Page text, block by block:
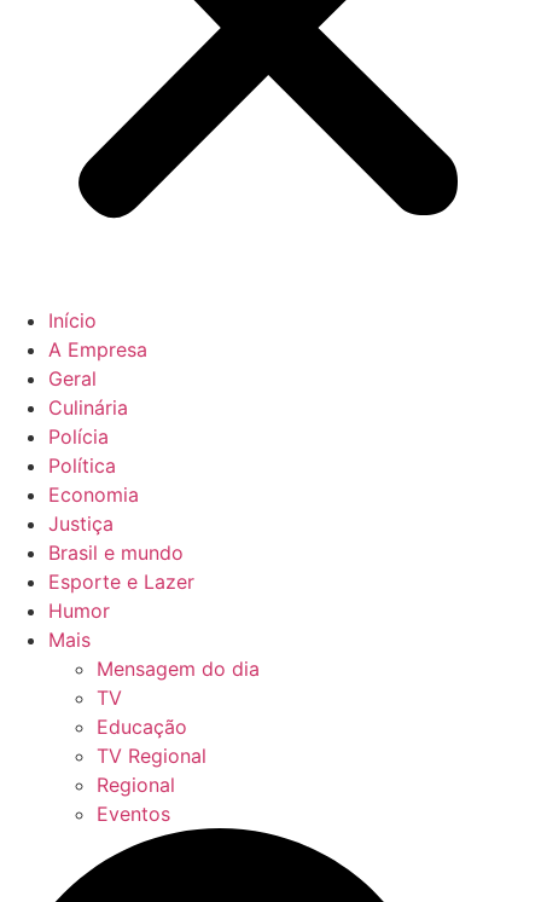
Início
A Empresa
Geral
Culinária
Polícia
Política
Economia
Justiça
Brasil e mundo
Esporte e Lazer
Humor
Mais
Mensagem do dia
TV
Educação
TV Regional
Regional
Eventos